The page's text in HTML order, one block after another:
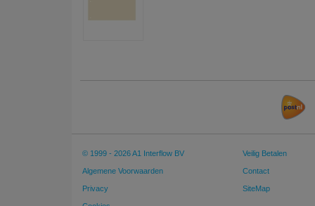
© 1999 - 2026 A1 Interflow BV
Algemene Voorwaarden
Privacy
Veilig Betalen
Contact
SiteMap